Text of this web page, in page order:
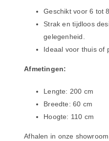
Geschikt voor 6 tot
Strak en tijdloos
gelegenheid.
Ideaal voor thuis of
Afmetingen:
Lengte: 200 cm
Breedte: 60 cm
Hoogte: 110 cm
Afhalen in onze